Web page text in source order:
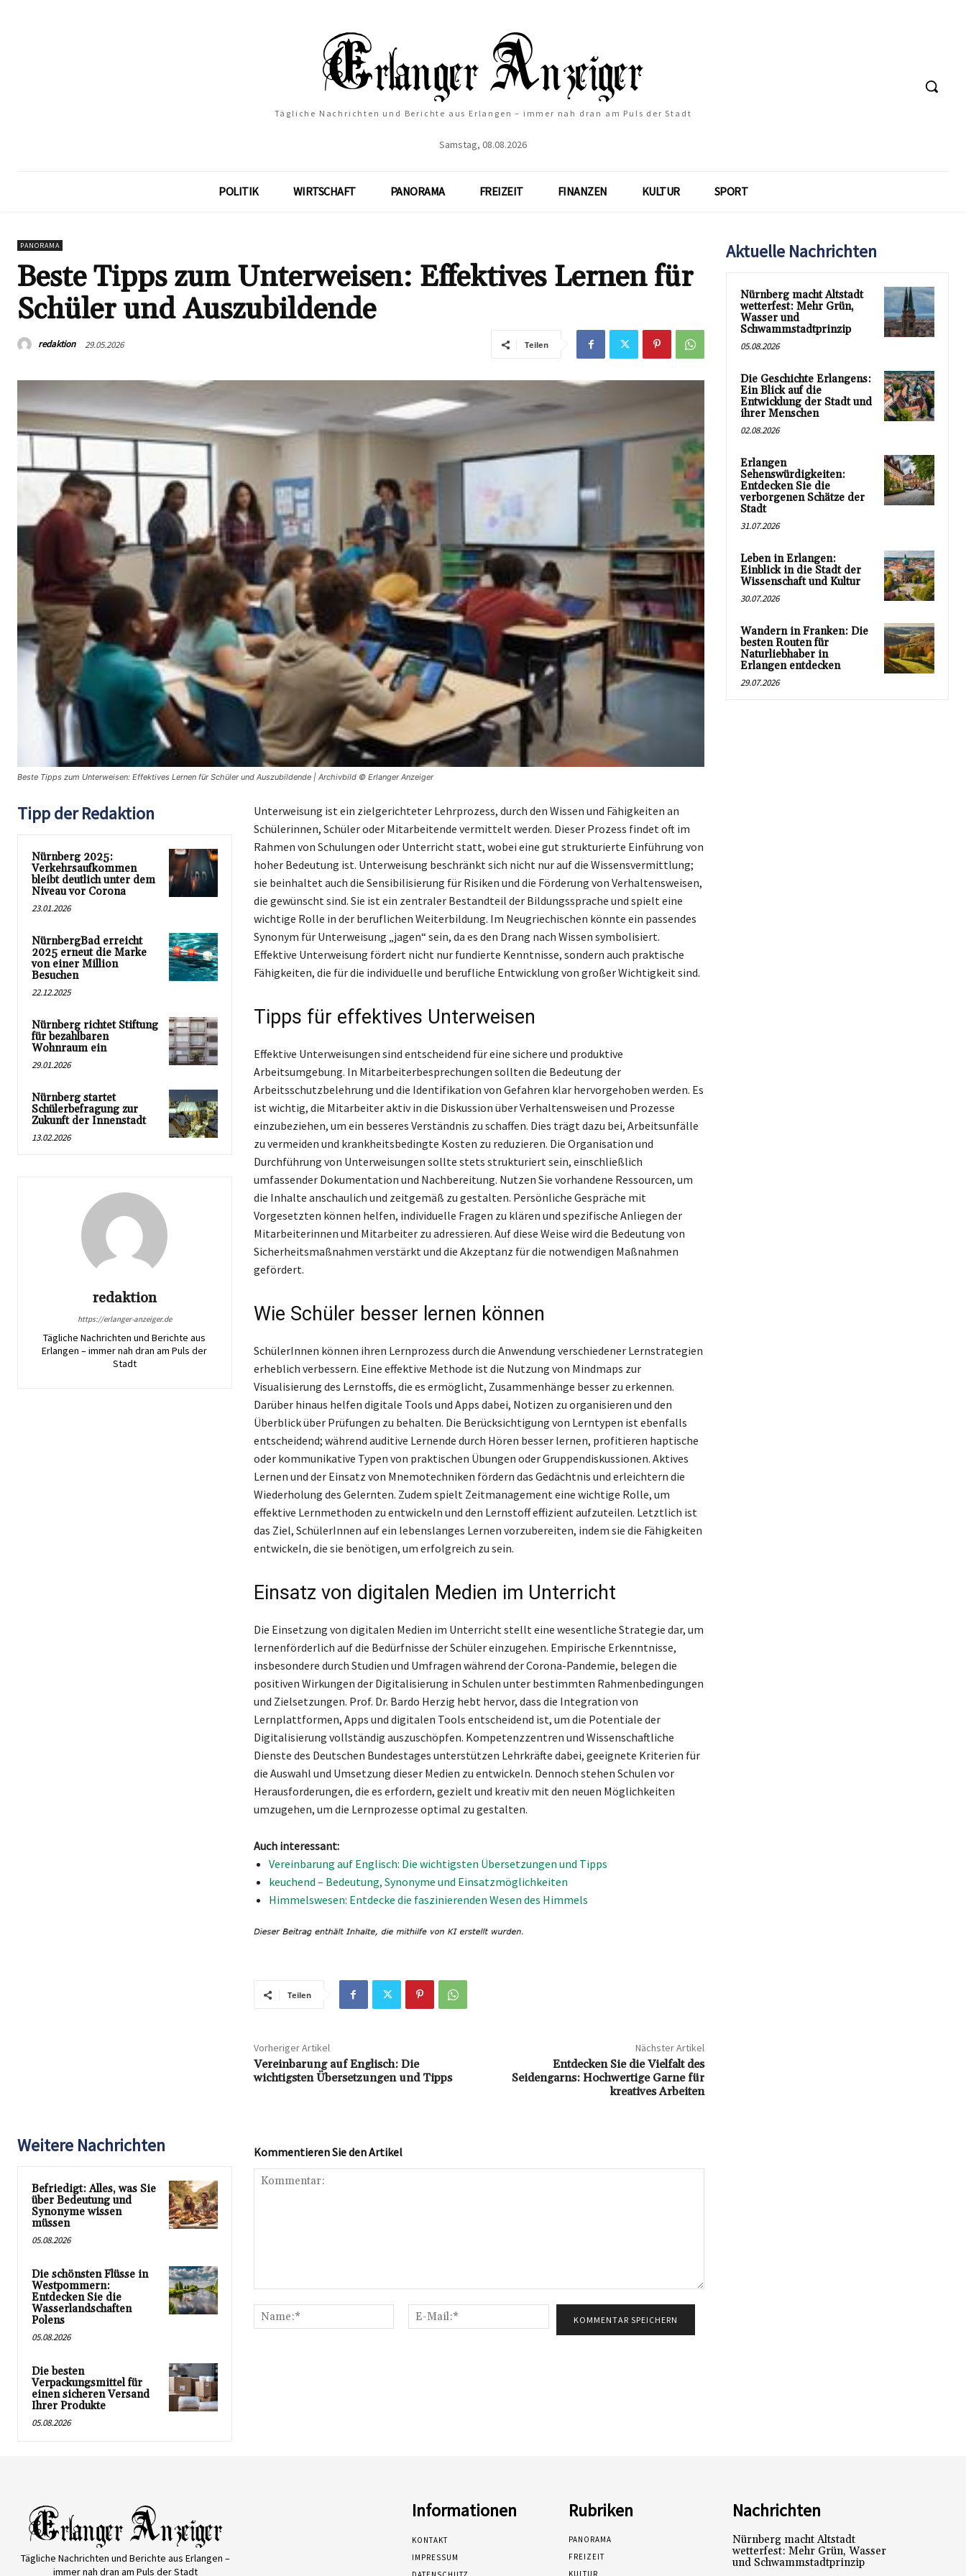
Tägliche Nachrichten und Berichte aus Erlangen – immer nah dran am Puls der Stadt
Samstag, 08.08.2026
POLITIK WIRTSCHAFT PANORAMA FREIZEIT FINANZEN KULTUR SPORT
PANORAMA
Beste Tipps zum Unterweisen: Effektives Lernen für
Schüler und Auszubildende
redaktion 29.05.2026 Teilen
Beste Tipps zum Unterweisen: Effektives Lernen für Schüler und Auszubildende | Archivbild © Erlanger Anzeiger
Tipp der Redaktion
Nürnberg 2025:
Verkehrsaufkommen
bleibt deutlich unter dem
Niveau vor Corona
23.01.2026
NürnbergBad erreicht
2025 erneut die Marke
von einer Million
Besuchen
22.12.2025
Nürnberg richtet Stiftung
für bezahlbaren
Wohnraum ein
29.01.2026
Nürnberg startet
Schülerbefragung zur
Zukunft der Innenstadt
13.02.2026
redaktion
https://erlanger-anzeiger.de
Tägliche Nachrichten und Berichte aus
Erlangen – immer nah dran am Puls der
Stadt
Unterweisung ist ein zielgerichteter Lehrprozess, durch den Wissen und Fähigkeiten an
Schülerinnen, Schüler oder Mitarbeitende vermittelt werden. Dieser Prozess findet oft im
Rahmen von Schulungen oder Unterricht statt, wobei eine gut strukturierte Einführung von
hoher Bedeutung ist. Unterweisung beschränkt sich nicht nur auf die Wissensvermittlung;
sie beinhaltet auch die Sensibilisierung für Risiken und die Förderung von Verhaltensweisen,
die gewünscht sind. Sie ist ein zentraler Bestandteil der Bildungssprache und spielt eine
wichtige Rolle in der beruflichen Weiterbildung. Im Neugriechischen könnte ein passendes
Synonym für Unterweisung „jagen“ sein, da es den Drang nach Wissen symbolisiert.
Effektive Unterweisung fördert nicht nur fundierte Kenntnisse, sondern auch praktische
Fähigkeiten, die für die individuelle und berufliche Entwicklung von großer Wichtigkeit sind.
Tipps für effektives Unterweisen
Effektive Unterweisungen sind entscheidend für eine sichere und produktive
Arbeitsumgebung. In Mitarbeiterbesprechungen sollten die Bedeutung der
Arbeitsschutzbelehrung und die Identifikation von Gefahren klar hervorgehoben werden. Es
ist wichtig, die Mitarbeiter aktiv in die Diskussion über Verhaltensweisen und Prozesse
einzubeziehen, um ein besseres Verständnis zu schaffen. Dies trägt dazu bei, Arbeitsunfälle
zu vermeiden und krankheitsbedingte Kosten zu reduzieren. Die Organisation und
Durchführung von Unterweisungen sollte stets strukturiert sein, einschließlich
umfassender Dokumentation und Nachbereitung. Nutzen Sie vorhandene Ressourcen, um
die Inhalte anschaulich und zeitgemäß zu gestalten. Persönliche Gespräche mit
Vorgesetzten können helfen, individuelle Fragen zu klären und spezifische Anliegen der
Mitarbeiterinnen und Mitarbeiter zu adressieren. Auf diese Weise wird die Bedeutung von
Sicherheitsmaßnahmen verstärkt und die Akzeptanz für die notwendigen Maßnahmen
gefördert.
Wie Schüler besser lernen können
SchülerInnen können ihren Lernprozess durch die Anwendung verschiedener Lernstrategien
erheblich verbessern. Eine effektive Methode ist die Nutzung von Mindmaps zur
Visualisierung des Lernstoffs, die es ermöglicht, Zusammenhänge besser zu erkennen.
Darüber hinaus helfen digitale Tools und Apps dabei, Notizen zu organisieren und den
Überblick über Prüfungen zu behalten. Die Berücksichtigung von Lerntypen ist ebenfalls
entscheidend; während auditive Lernende durch Hören besser lernen, profitieren haptische
oder kommunikative Typen von praktischen Übungen oder Gruppendiskussionen. Aktives
Lernen und der Einsatz von Mnemotechniken fördern das Gedächtnis und erleichtern die
Wiederholung des Gelernten. Zudem spielt Zeitmanagement eine wichtige Rolle, um
effektive Lernmethoden zu entwickeln und den Lernstoff effizient aufzuteilen. Letztlich ist
das Ziel, SchülerInnen auf ein lebenslanges Lernen vorzubereiten, indem sie die Fähigkeiten
entwickeln, die sie benötigen, um erfolgreich zu sein.
Einsatz von digitalen Medien im Unterricht
Die Einsetzung von digitalen Medien im Unterricht stellt eine wesentliche Strategie dar, um
lernenförderlich auf die Bedürfnisse der Schüler einzugehen. Empirische Erkenntnisse,
insbesondere durch Studien und Umfragen während der Corona-Pandemie, belegen die
positiven Wirkungen der Digitalisierung in Schulen unter bestimmten Rahmenbedingungen
und Zielsetzungen. Prof. Dr. Bardo Herzig hebt hervor, dass die Integration von
Lernplattformen, Apps und digitalen Tools entscheidend ist, um die Potentiale der
Digitalisierung vollständig auszuschöpfen. Kompetenzzentren und Wissenschaftliche
Dienste des Deutschen Bundestages unterstützen Lehrkräfte dabei, geeignete Kriterien für
die Auswahl und Umsetzung dieser Medien zu entwickeln. Dennoch stehen Schulen vor
Herausforderungen, die es erfordern, gezielt und kreativ mit den neuen Möglichkeiten
umzugehen, um die Lernprozesse optimal zu gestalten.
Auch interessant:
Vereinbarung auf Englisch: Die wichtigsten Übersetzungen und Tipps
keuchend – Bedeutung, Synonyme und Einsatzmöglichkeiten
Himmelswesen: Entdecke die faszinierenden Wesen des Himmels
Teilen
Vorheriger Artikel
Vereinbarung auf Englisch: Die
wichtigsten Übersetzungen und Tipps
Nächster Artikel
Entdecken Sie die Vielfalt des
Seidengarns: Hochwertige Garne für
kreatives Arbeiten
Weitere Nachrichten
Befriedigt: Alles, was Sie
über Bedeutung und
Synonyme wissen
müssen
05.08.2026
Die schönsten Flüsse in
Westpommern:
Entdecken Sie die
Wasserlandschaften
Polens
05.08.2026
Die besten
Verpackungsmittel für
einen sicheren Versand
Ihrer Produkte
05.08.2026
Kommentieren Sie den Artikel
Name:*
Mail:*
Aktuelle Nachrichten
Nürnberg macht Altstadt
wetterfest: Mehr Grün,
Wasser und
Schwammstadtprinzip
05.08.2026
Die Geschichte Erlangens:
Ein Blick auf die
Entwicklung der Stadt und
ihrer Menschen
02.08.2026
Erlangen
Sehenswürdigkeiten:
Entdecken Sie die
verborgenen Schätze der
Stadt
31.07.2026
Leben in Erlangen:
Einblick in die Stadt der
Wissenschaft und Kultur
30.07.2026
Wandern in Franken: Die
besten Routen für
Naturliebhaber in
Erlangen entdecken
29.07.2026
Tägliche Nachrichten und Berichte aus Erlangen –
immer nah dran am Puls der Stadt
Informationen
KONTAKT
IMPRESSUM
Rubriken
PANORAMA
FREIZEIT
Nachrichten
Nürnberg macht Altstadt
wetterfest: Mehr Grün, Wasser
und Schwammstadtprinzip